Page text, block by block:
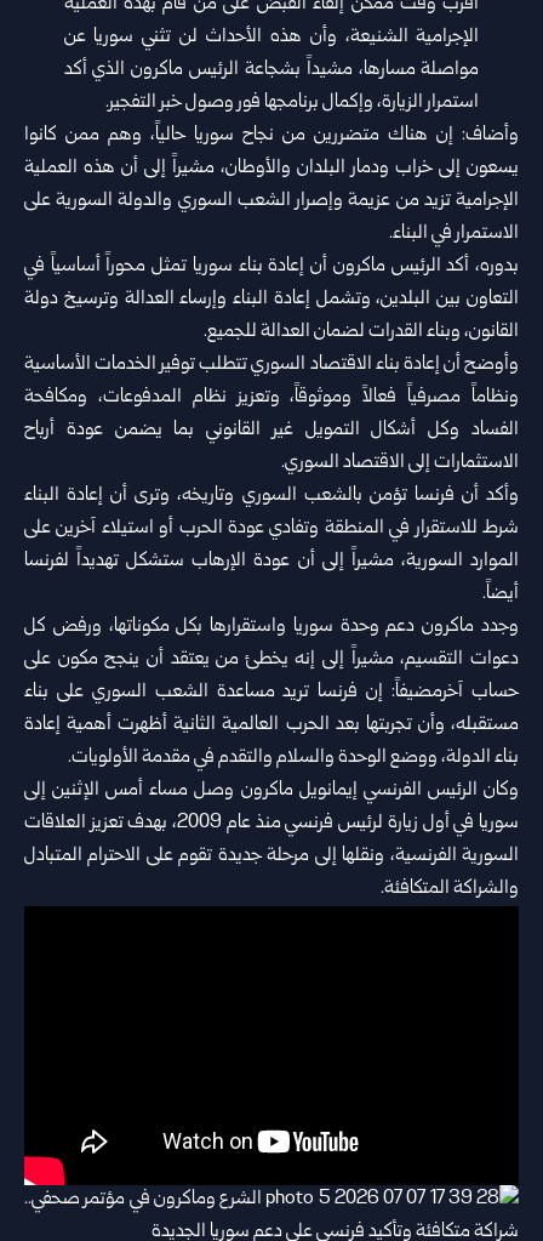
الإجرامية الشنيعة، وأن هذه الأحداث لن تثني سوريا عن
مواصلة مسارها، مشيداً بشجاعة الرئيس ماكرون الذي أكد
استمرار الزيارة، وإكمال برنامجها فور وصول خبر التفجير.
وأضاف: إن هناك متضررين من نجاح سوريا حالياً، وهم ممن كانوا
يسعون إلى خراب ودمار البلدان والأوطان، مشيراً إلى أن هذه العملية
الإجرامية تزيد من عزيمة وإصرار الشعب السوري والدولة السورية على
الاستمرار في البناء.
بدوره، أكد الرئيس ماكرون أن إعادة بناء سوريا تمثل محوراً أساسياً في
التعاون بين البلدين، وتشمل إعادة البناء وإرساء العدالة وترسيخ دولة
القانون، وبناء القدرات لضمان العدالة للجميع.
وأوضح أن إعادة بناء الاقتصاد السوري تتطلب توفير الخدمات الأساسية
ونظاماً مصرفياً فعالاً وموثوقاً، وتعزيز نظام المدفوعات، ومكافحة
الفساد وكل أشكال التمويل غير القانوني بما يضمن عودة أرباح
الاستثمارات إلى الاقتصاد السوري.
وأكد أن فرنسا تؤمن بالشعب السوري وتاريخه، وترى أن إعادة البناء
شرط للاستقرار في المنطقة وتفادي عودة الحرب أو استيلاء آخرين على
الموارد السورية، مشيراً إلى أن عودة الإرهاب ستشكل تهديداً لفرنسا
أيضاً.
وجدد ماكرون دعم وحدة سوريا واستقرارها بكل مكوناتها، ورفض كل
دعوات التقسيم، مشيراً إلى إنه يخطئ من يعتقد أن ينجح مكون على
حساب آخرمضيفاً: إن فرنسا تريد مساعدة الشعب السوري على بناء
مستقبله، وأن تجربتها بعد الحرب العالمية الثانية أظهرت أهمية إعادة
بناء الدولة، ووضع الوحدة والسلام والتقدم في مقدمة الأولويات.
وكان الرئيس الفرنسي إيمانويل ماكرون وصل مساء أمس الإثنين إلى
سوريا في أول زيارة لرئيس فرنسي منذ عام 2009، بهدف تعزيز العلاقات
السورية الفرنسية، ونقلها إلى مرحلة ‌‏جديدة تقوم على الاحترام المتبادل
والشراكة المتكافئة.‏